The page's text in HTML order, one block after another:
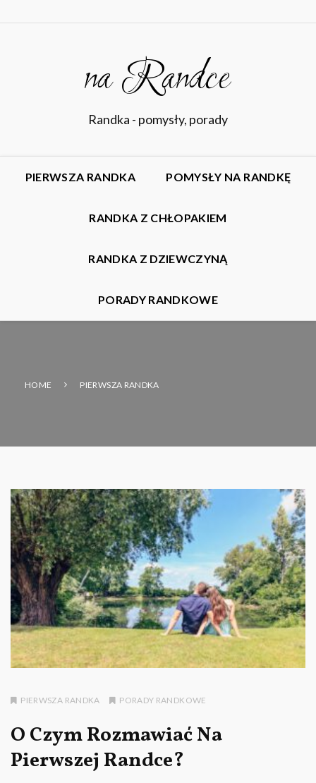
na Randce
Randka - pomysły, porady
PIERWSZA RANDKA POMYSŁY NA RANDKĘ
RANDKA Z CHŁOPAKIEM
RANDKA Z DZIEWCZYNĄ
PORADY RANDKOWE
HOME PIERWSZA RANDKA
PIERWSZA RANDKA PORADY RANDKOWE
O Czym Rozmawiać Na
Pierwszej Randce?